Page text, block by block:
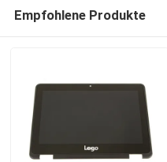
Empfohlene Produkte